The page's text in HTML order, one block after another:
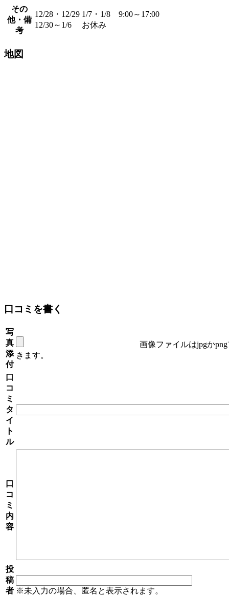
その
他・備
考
12/28・12/29 1/7・1/8 9:00～17:00
12/30～1/6 お休み
地図
口コミを書く
写
真
添
付
画像ファイルはjpgか
きます。
口
コ
ミ
タ
イ
ト
ル
口
コ
ミ
内
容
投
稿
者 ※未入力の場合、匿名と表示されます。